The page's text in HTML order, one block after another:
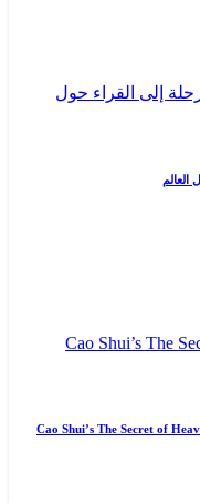
العالم
Cao Shui’s The Secret of